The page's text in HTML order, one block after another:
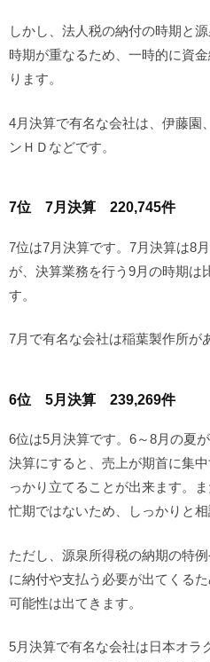
しかし、法人税の納付の時期と
時期が重なるため、一時的に資
ります。
4月決算で有名な会社は、伊藤園
ンＨＤなどです。
7位 7月決算 220,745件
7位は7月決算です。7月決算は8
が、決算業務を行う9月の時期は
す。
7月で有名な会社は稲葉製作所が
6位 5月決算 239,269件
6位は5月決算です。6～8月の夏
決算にすると、売上が期首に集
っかり立てることが出来ます。
忙期ではないため、しっかりと相
ただし、源泉所得税の納期の特
に納付や支払う必要が出てくる
可能性は出てきます。
5月決算で有名な会社は日本オラ